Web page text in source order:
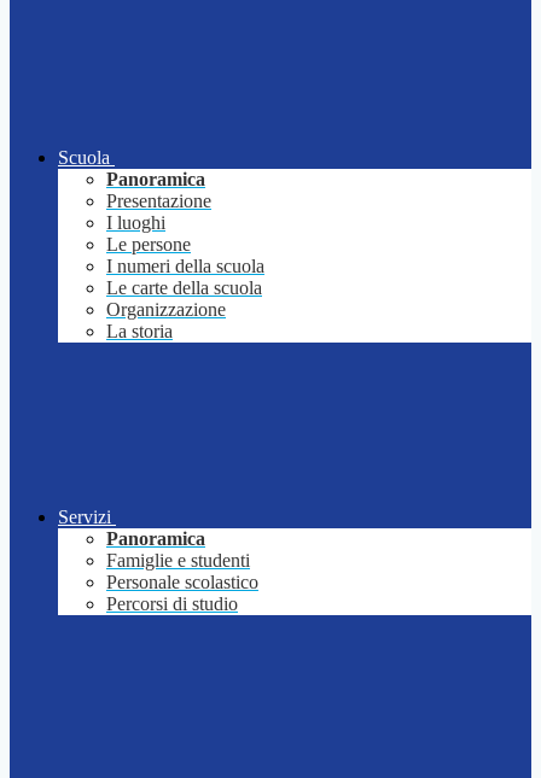
Scuola
Panoramica
Presentazione
I luoghi
Le persone
I numeri della scuola
Le carte della scuola
Organizzazione
La storia
Servizi
Panoramica
Famiglie e studenti
Personale scolastico
Percorsi di studio